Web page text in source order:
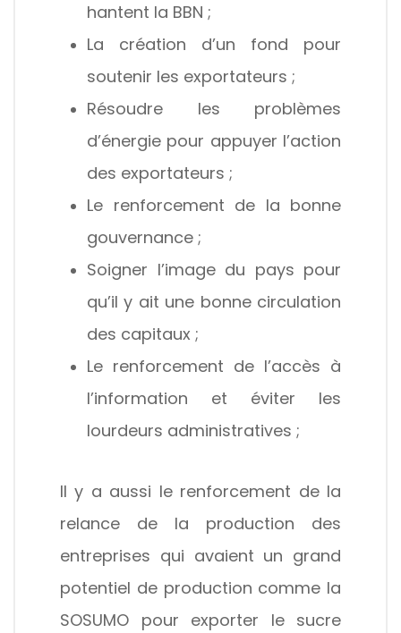
hantent la BBN ;
La création d’un fond pour
soutenir les exportateurs ;
Résoudre les problèmes
d’énergie pour appuyer l’action
des exportateurs ;
Le renforcement de la bonne
gouvernance ;
Soigner l’image du pays pour
qu’il y ait une bonne circulation
des capitaux ;
Le renforcement de l’accès à
l’information et éviter les
lourdeurs administratives ;
Il y a aussi le renforcement de la
relance de la production des
entreprises qui avaient un grand
potentiel de production comme la
SOSUMO pour exporter le sucre